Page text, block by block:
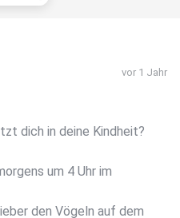
vor 1 Jahr
dich in deine Kindheit?
um 4 Uhr im
den Vögeln auf dem